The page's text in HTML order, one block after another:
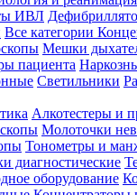
ИВЛ
Все категории
Мешки
пациента
Светильники
Алкотестеры и
Молоточки
Тонометры и
диагностические
оборудование